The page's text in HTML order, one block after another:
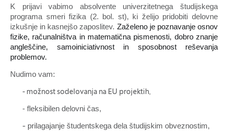
K prijavi vabimo absolvente
univerzitetnega študijskega
programa smeri fizika (2. bol. st), ki želijo pridobiti delovne
izkušnje in kasnejšo zaposlitev. Zaželeno je poznavanje osnov
fizike, računalništva in matematična pismenosti, dobro znanje
angleščine, samoiniciativnost in sposobnost reševanja
problemov.
Nudimo vam:
- možnost sodelovanja na EU projektih,
- fleksibilen delovni čas,
- prilagajanje študentskega dela študijskim obveznostim,